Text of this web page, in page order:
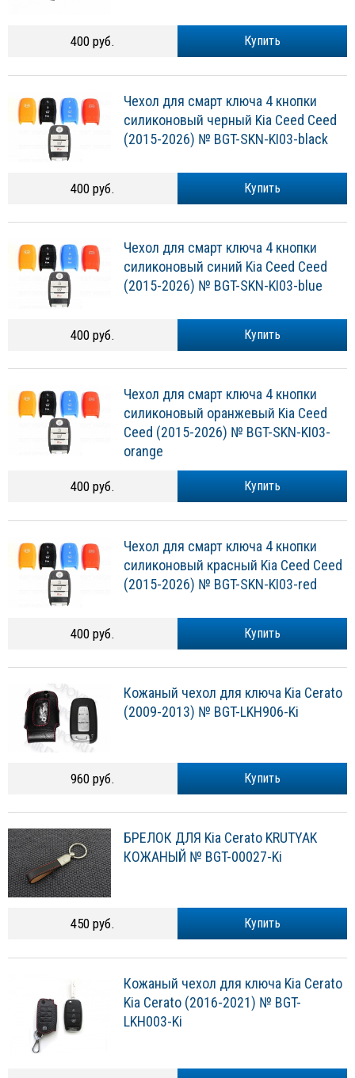
Купить
400 руб.
Чехол для смарт ключа 4 кнопки
силиконовый черный Kia Ceed Сeed
(2015-2026) № BGT-SKN-KI03-black
Купить
400 руб.
Чехол для смарт ключа 4 кнопки
силиконовый синий Kia Ceed Сeed
(2015-2026) № BGT-SKN-KI03-blue
Купить
400 руб.
Чехол для смарт ключа 4 кнопки
силиконовый оранжевый Kia Ceed
Сeed (2015-2026) № BGT-SKN-KI03-
orange
Купить
400 руб.
Чехол для смарт ключа 4 кнопки
силиконовый красный Kia Ceed Сeed
(2015-2026) № BGT-SKN-KI03-red
Купить
400 руб.
Кожаный чехол для ключа Kia Cerato
(2009-2013) № BGT-LKH906-Ki
Купить
960 руб.
БРЕЛОК ДЛЯ Kia Cerato KRUTYAK
КОЖАНЫЙ № BGT-00027-Ki
Купить
450 руб.
Кожаный чехол для ключа Kia Cerato
Kia Cerato (2016-2021) № BGT-
LKH003-Ki